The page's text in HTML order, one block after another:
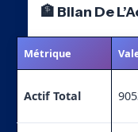
🏦 Bilan De
Métrique
Actif Total